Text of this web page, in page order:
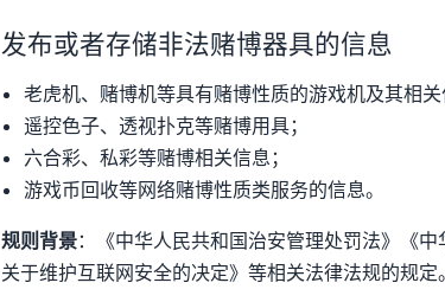
发布或者存储非法赌博器具的信息
老虎机、赌博机等具有赌博性质的游戏机及其相关
遥控色子、透视扑克等赌博用具；
六合彩、私彩等赌博相关信息；
游戏币回收等网络赌博性质类服务的信息。
规则背景：《中华人民共和国治安管理处罚法》《
关于维护互联网安全的决定》等相关法律法规的规定。